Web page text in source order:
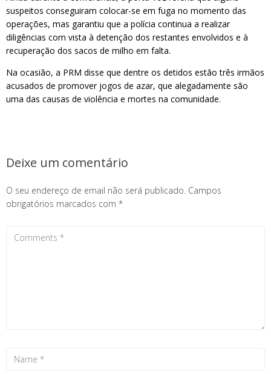
suspeitos conseguiram colocar-se em fuga no momento das
operações, mas garantiu que a polícia continua a realizar
diligências com vista à detenção dos restantes envolvidos e à
recuperação dos sacos de milho em falta.
Na ocasião, a PRM disse que dentre os detidos estão três irmãos
acusados de promover jogos de azar, que alegadamente são
uma das causas de violência e mortes na comunidade.
Deixe um comentário
O seu endereço de email não será publicado. Campos
obrigatórios marcados com *